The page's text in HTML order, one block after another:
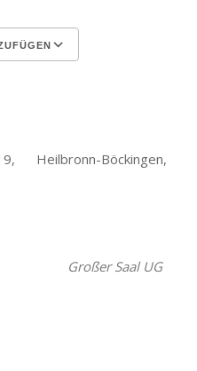
Heilbronn-Böckingen,
Großer Saal UG